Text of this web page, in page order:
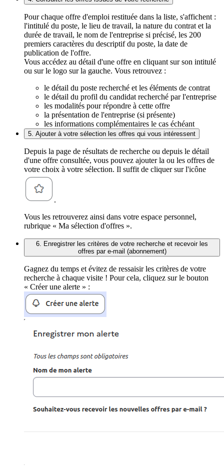
Pour chaque offre d'emploi restituée dans la liste, s'affichent :
l'intitulé du poste, le lieu de travail, la nature du contrat et la
durée de travail, le nom de l'entreprise si précisé, les 200
premiers caractères du descriptif du poste, la date de
publication de l'offre.
Vous accédez au détail d'une offre en cliquant sur son intitulé
ou sur le logo sur la gauche. Vous retrouvez :
le détail du poste recherché et les éléments de contrat
le détail du profil du candidat recherché par l'entreprise
les modalités pour répondre à cette offre
la présentation de l'entreprise (si présente)
les informations complémentaires le cas échéant
5. Ajouter à votre sélection les offres qui vous intéressent
Depuis la page de résultats de recherche ou depuis le détail
d'une offre consultée, vous pouvez ajouter la ou les offres de
votre choix à votre sélection. Il suffit de cliquer sur l'icône
.
Vous les retrouverez ainsi dans votre espace personnel,
rubrique « Ma sélection d'offres ».
6. Enregistrer les critères de votre recherche et recevoir les
offres par e-mail (abonnement)
Gagnez du temps et évitez de ressaisir les critères de votre
recherche à chaque visite ! Pour cela, cliquez sur le bouton
« Créer une alerte » :